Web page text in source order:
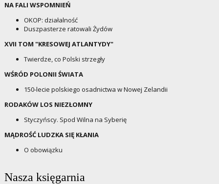
NA FALI WSPOMNIEŃ
OKOP: działalność
Duszpasterze ratowali Żydów
XVII TOM "KRESOWEJ ATLANTYDY"
Twierdze, co Polski strzegły
WŚRÓD POLONII ŚWIATA
150-lecie polskiego osadnictwa w Nowej Zelandii
RODAKÓW LOS NIEZŁOMNY
Styczyńscy. Spod Wilna na Syberię
MĄDROŚĆ LUDZKA SIĘ KŁANIA
O obowiązku
Nasza księgarnia